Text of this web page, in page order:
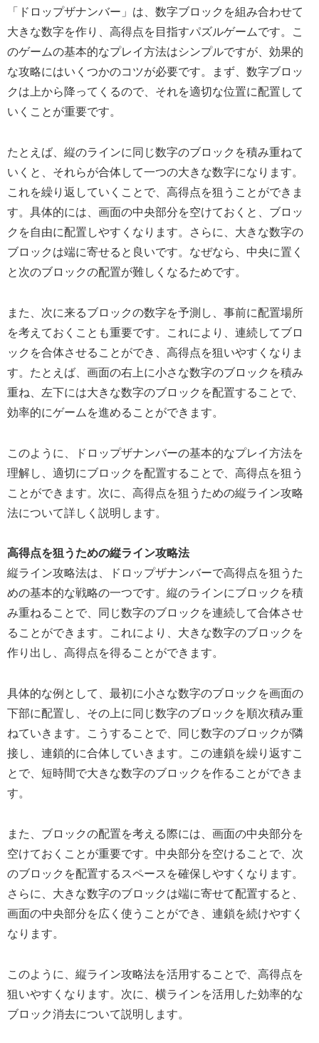
「ドロップザナンバー」は、数字ブロックを組み合わせて
大きな数字を作り、高得点を目指すパズルゲームです。こ
のゲームの基本的なプレイ方法はシンプルですが、効果的
な攻略にはいくつかのコツが必要です。まず、数字ブロッ
クは上から降ってくるので、それを適切な位置に配置して
いくことが重要です。
たとえば、縦のラインに同じ数字のブロックを積み重ねて
いくと、それらが合体して一つの大きな数字になります。
これを繰り返していくことで、高得点を狙うことができま
す。具体的には、画面の中央部分を空けておくと、ブロッ
クを自由に配置しやすくなります。さらに、大きな数字の
ブロックは端に寄せると良いです。なぜなら、中央に置く
と次のブロックの配置が難しくなるためです。
また、次に来るブロックの数字を予測し、事前に配置場所
を考えておくことも重要です。これにより、連続してブロ
ックを合体させることができ、高得点を狙いやすくなりま
す。たとえば、画面の右上に小さな数字のブロックを積み
重ね、左下には大きな数字のブロックを配置することで、
効率的にゲームを進めることができます。
このように、ドロップザナンバーの基本的なプレイ方法を
理解し、適切にブロックを配置することで、高得点を狙う
ことができます。次に、高得点を狙うための縦ライン攻略
法について詳しく説明します。
高得点を狙うための縦ライン攻略法
縦ライン攻略法は、ドロップザナンバーで高得点を狙うた
めの基本的な戦略の一つです。縦のラインにブロックを積
み重ねることで、同じ数字のブロックを連続して合体させ
ることができます。これにより、大きな数字のブロックを
作り出し、高得点を得ることができます。
具体的な例として、最初に小さな数字のブロックを画面の
下部に配置し、その上に同じ数字のブロックを順次積み重
ねていきます。こうすることで、同じ数字のブロックが隣
接し、連鎖的に合体していきます。この連鎖を繰り返すこ
とで、短時間で大きな数字のブロックを作ることができま
す。
また、ブロックの配置を考える際には、画面の中央部分を
空けておくことが重要です。中央部分を空けることで、次
のブロックを配置するスペースを確保しやすくなります。
さらに、大きな数字のブロックは端に寄せて配置すると、
画面の中央部分を広く使うことができ、連鎖を続けやすく
なります。
このように、縦ライン攻略法を活用することで、高得点を
狙いやすくなります。次に、横ラインを活用した効率的な
ブロック消去について説明します。